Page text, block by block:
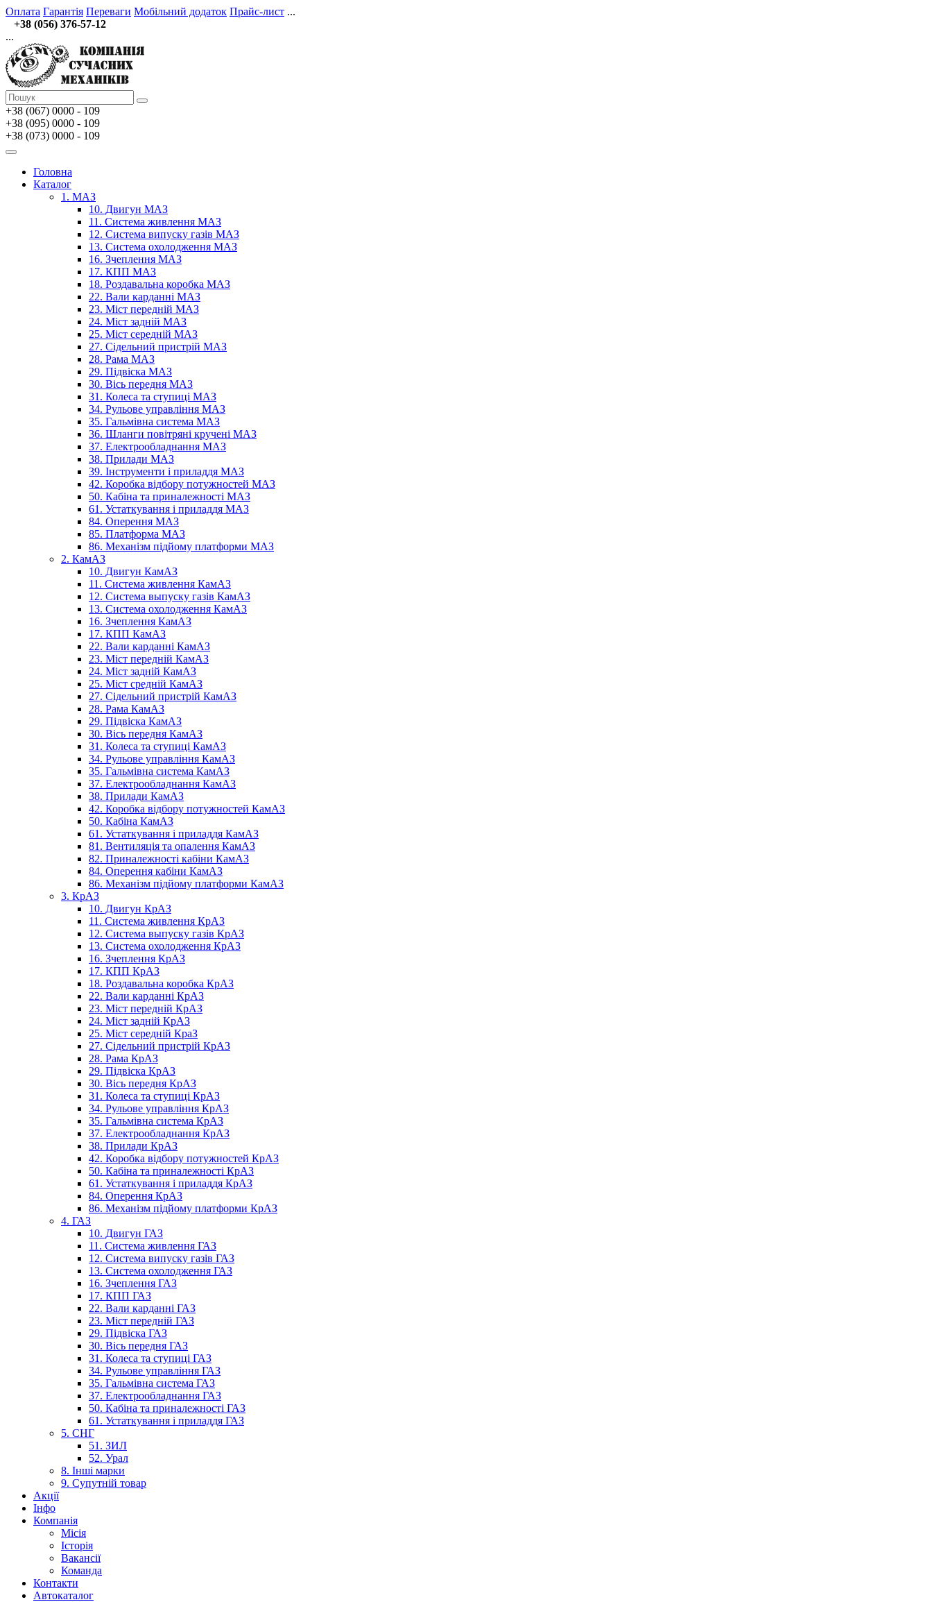
Оплата Гарантія Переваги Мобільний додаток Прайс-лист ...
+38 (056) 376-57-12
...
+38 (067) 0000 - 109
+38 (095) 0000 - 109
+38 (073) 0000 - 109
Головна
Каталог
1. МАЗ
10. Двигун МАЗ
11. Система живлення МАЗ
12. Система випуску газів МАЗ
13. Система охолодження МАЗ
16. Зчеплення МАЗ
17. КПП МАЗ
18. Роздавальна коробка МАЗ
22. Вали карданні МАЗ
23. Міст передній МАЗ
24. Міст задній МАЗ
25. Міст середній МАЗ
27. Сідельний пристрій МАЗ
28. Рама МАЗ
29. Підвіска МАЗ
30. Вісь передня МАЗ
31. Колеса та ступиці МАЗ
34. Рульове управління МАЗ
35. Гальмівна система МАЗ
36. Шланги повітряні кручені МАЗ
37. Електрообладнання МАЗ
38. Прилади МАЗ
39. Інструменти і приладдя МАЗ
42. Коробка відбору потужностей МАЗ
50. Кабіна та приналежності МАЗ
61. Устаткування і приладдя МАЗ
84. Оперення МАЗ
85. Платформа МАЗ
86. Механізм підйому платформи МАЗ
2. КамАЗ
10. Двигун КамАЗ
11. Система живлення КамАЗ
12. Система выпуску газів КамАЗ
13. Система охолодження КамАЗ
16. Зчеплення КамАЗ
17. КПП КамАЗ
22. Вали карданні КамАЗ
23. Міст передній КамАЗ
24. Міст задній КамАЗ
25. Міст средній КамАЗ
27. Сідельний пристрій КамАЗ
28. Рама КамАЗ
29. Підвіска КамАЗ
30. Вісь передня КамАЗ
31. Колеса та ступиці КамАЗ
34. Рульове управління КамАЗ
35. Гальмівна система КамАЗ
37. Електрообладнання КамАЗ
38. Прилади КамАЗ
42. Коробка відбору потужностей КамАЗ
50. Кабіна КамАЗ
61. Устаткування і приладдя КамАЗ
81. Вентиляція та опалення КамАЗ
82. Приналежності кабіни КамАЗ
84. Оперення кабіни КамАЗ
86. Механізм підйому платформи КамАЗ
3. КрАЗ
10. Двигун КрАЗ
11. Система живлення КрАЗ
12. Система выпуску газів КрАЗ
13. Система охолодження КрАЗ
16. Зчеплення КрАЗ
17. КПП КрАЗ
18. Роздавальна коробка КрАЗ
22. Вали карданні КрАЗ
23. Міст передній КрАЗ
24. Міст задній КрАЗ
25. Міст середній КраЗ
27. Сідельний пристрій КрАЗ
28. Рама КрАЗ
29. Підвіска КрАЗ
30. Вісь передня КрАЗ
31. Колеса та ступиці КрАЗ
34. Рульове управління КрАЗ
35. Гальмівна система КрАЗ
37. Електрообладнання КрАЗ
38. Прилади КрАЗ
42. Коробка відбору потужностей КрАЗ
50. Кабіна та приналежності КрАЗ
61. Устаткування і приладдя КрАЗ
84. Оперення КрАЗ
86. Механізм підйому платформи КрАЗ
4. ГАЗ
10. Двигун ГАЗ
11. Система живлення ГАЗ
12. Система випуску газів ГАЗ
13. Система охолодження ГАЗ
16. Зчеплення ГАЗ
17. КПП ГАЗ
22. Вали карданні ГАЗ
23. Міст передній ГАЗ
29. Підвіска ГАЗ
30. Вісь передня ГАЗ
31. Колеса та ступиці ГАЗ
34. Рульове управління ГАЗ
35. Гальмівна система ГАЗ
37. Електрообладнання ГАЗ
50. Кабіна та приналежності ГАЗ
61. Устаткування і приладдя ГАЗ
5. СНГ
51. ЗИЛ
52. Урал
8. Інші марки
9. Супутній товар
Акції
Інфо
Компанія
Місія
Історія
Вакансії
Команда
Контакти
Автокаталог